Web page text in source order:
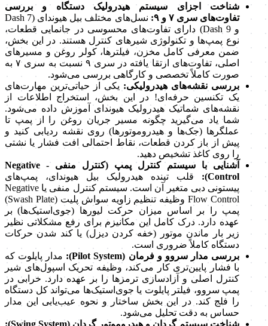
شناخت اجزای سیستم هیدرولیک دستگاه و بررسی
تفاوت‌های سری ۷ و ۹:
نسل‌های مختلف بیل هیوندای (Dash 7
و Dash 9) دارای تفاوت‌های محسوسی در جانمایی قطعات،
نوع پمپ‌ها و تکنولوژی شیرهای کنترل هستند. در این بخش،
ضمن معرفی کامل مخزن، فیلترها، کولر روغن و مسیرهای
اصلی، تفاوت‌های ارتقا یافته در سری ۹ نسبت به سری ۷ به
صورت کاملاً تخصصی و کارگاهی بررسی می‌شود.
بررسی نقشه‌های هیدرولیکی: یکی از حیاتی‌ترین مهارت‌های
یک تکنسین حرفه‌ای! در این بخش، استخراج اطلاعات از
نقشه‌های شماتیک هیدرولیک هیوندای آموزش داده می‌شود.
شما یاد می‌گیرید چگونه مسیر جریان روغن را از پمپ تا
عملگرها (جک‌ها و هیدروموتورها) روی نقشه ردیابی کنید و
پیش از باز کردن قطعات، نقاط احتمالی افت فشار یا نشتی
را روی کاغذ تشخیص دهید.
آشنایی با سیستم کنترل پمپ (کنترل منفی - Negative
Control):
قلب تپنده هیدرولیک بیل هیوندای، پمپ‌های
پیستونی دبی متغیر آن است. سیستم کنترل منفی یا Negative
Flow Control وظیفه تنظیم زاویه سواش پلیت (Swash Plate)
پمپ را بر اساس میزان حرکت لیورها (جوی‌استیک‌ها) بر
عهده دارد. درک کامل این مکانیزم برای رفع مشکلاتی نظیر
زیر بار ماندن موتور (خفه کردن دیزل) یا کند شدن حرکات
دستگاه کاملاً ضروری است.
بررسی مدار سروو و فرمان (Pilot System):
مدار پایلوت که
با فشار پایین‌تری کار می‌کند، وظیفه تحریک اسپول‌های شیر
کنترل اصلی و آزادسازی ترمزها را بر عهده دارد. خرابی در
پمپ سروو، فیلتر پایلوت یا جوی‌استیک‌ها می‌تواند کل دستگاه
را فلج کند. در این بخش ساختار و نحوه عیب‌یابی این مدار
حساس به دقت تحلیل می‌شود.
شناخت سیستم گردان و هیدروموتور گردان (Swing System):